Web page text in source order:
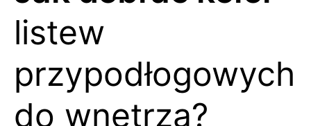
listew
przypodłogowych
do wnętrza?